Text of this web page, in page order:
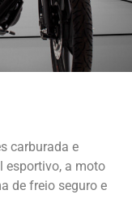
carburada e
esportivo, a moto
de freio seguro e